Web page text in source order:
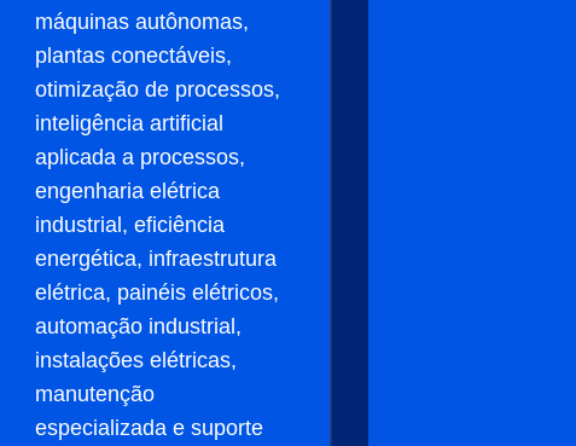
máquinas autônomas,
plantas conectáveis,
otimização de processos,
inteligência artificial
aplicada a processos,
engenharia elétrica
industrial, eficiência
energética, infraestrutura
elétrica, painéis elétricos,
automação industrial,
instalações elétricas,
manutenção
especializada e suporte